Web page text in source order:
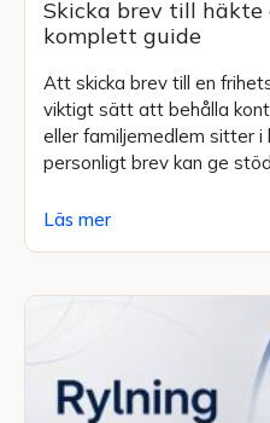
Skicka brev till häkte
komplett guide
Att skicka brev till en
viktigt sätt att behålla
eller familjemedlem sitter
personligt brev kan ge
Läs mer